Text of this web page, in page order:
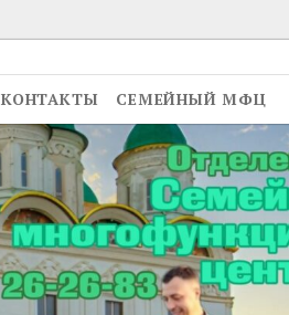
КОНТАКТЫ СЕМЕЙНЫЙ МФЦ